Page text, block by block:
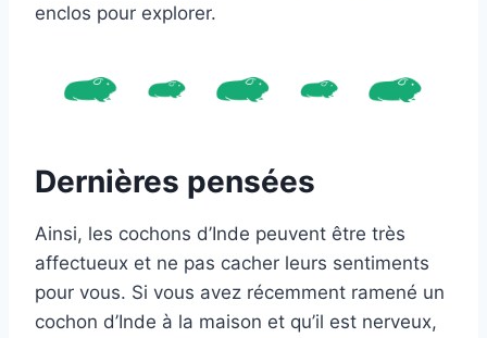
enclos pour explorer.
Dernières pensées
Ainsi, les cochons d’Inde peuvent être très
affectueux et ne pas cacher leurs sentiments
pour vous. Si vous avez récemment ramené un
cochon d’Inde à la maison et qu’il est nerveux,